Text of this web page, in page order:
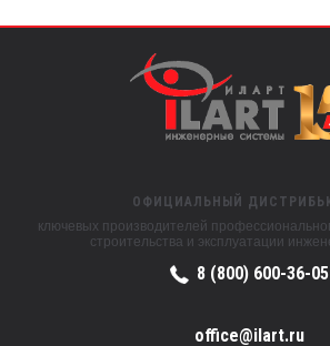
ОФИЦИАЛЬНЫЙ
ключевых производителей
строительства и эксплуатации
8 (800) 600-36-05
office@ilart.ru